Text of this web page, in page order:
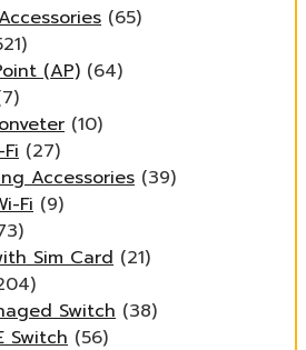
(65)
(AP) (64)
(10)
(27)
Accessories (39)
Fi (9)
Sim Card (21)
Switch (38)
Switch (56)